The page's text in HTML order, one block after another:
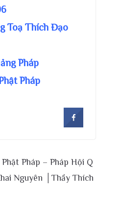
Toạ Thích Đạo
Pháp
Pháp
Pháp – Pháp Hội Q
Nguyên │Thầy Thích